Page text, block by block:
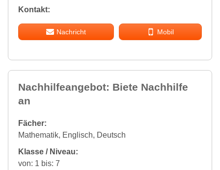
Kontakt:
Nachricht Mobil
Nachhilfeangebot: Biete Nachhilfe
an
Fächer:
Mathematik, Englisch, Deutsch
Klasse / Niveau:
von: 1 bis: 7